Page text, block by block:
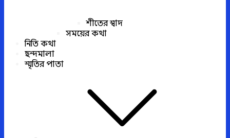
শীতের স্বাদ
সময়ের কথা
নিতি কথা
ছন্দমালা
স্মৃতির পাতা